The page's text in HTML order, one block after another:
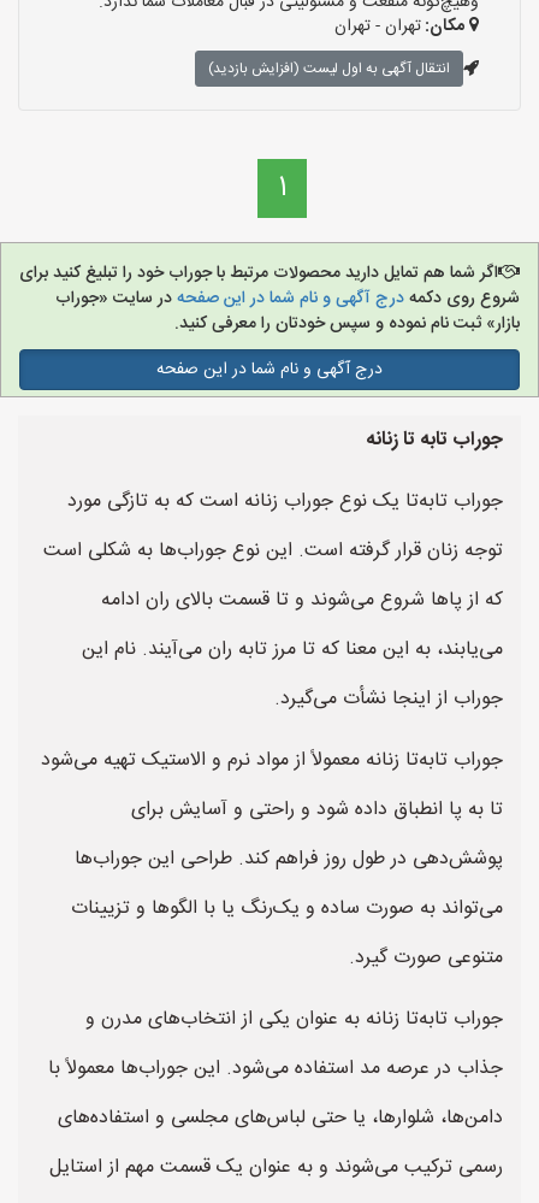
مکان:تهران - تهران
انتقال آگهی به اول لیست (افزایش بازدید)
1
اگر شما هم تمایل دارید محصولات مرتبط با جوراب خود را تبلیغ کنید برای
شروع روی دکمهدرج آگهی و نام شما در این صفحهدر سایت «جوراب
بازار» ثبت نام نموده و سپس خودتان را معرفی کنید.
درج آگهی و نام شما در این صفحه
جوراب تابه تا زنانه
جوراب تابه‌تا یک نوع جوراب زنانه است که به تازگی مورد
توجه زنان قرار گرفته است. این نوع جوراب‌ها به شکلی است
که از پاها شروع می‌شوند و تا قسمت بالای ران ادامه
می‌یابند، به این معنا که تا مرز تابه ران می‌آیند. نام این
جوراب از اینجا نشأت می‌گیرد.
جوراب تابه‌تا زنانه معمولاً از مواد نرم و الاستیک تهیه می‌شود
تا به پا انطباق داده شود و راحتی و آسایش برای
پوشش‌دهی در طول روز فراهم کند. طراحی این جوراب‌ها
می‌تواند به صورت ساده و یک‌رنگ یا با الگوها و تزیینات
متنوعی صورت گیرد.
جوراب تابه‌تا زنانه به عنوان یکی از انتخاب‌های مدرن و
جذاب در عرصه مد استفاده می‌شود. این جوراب‌ها معمولاً با
دامن‌ها، شلوارها، یا حتی لباس‌های مجلسی و استفاده‌های
رسمی ترکیب می‌شوند و به عنوان یک قسمت مهم از استایل